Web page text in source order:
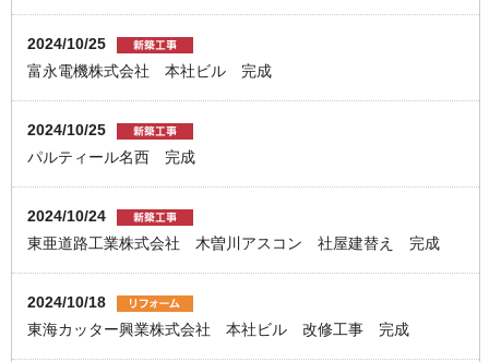
2024/10/25
富永電機株式会社 本社ビル 完成
2024/10/25
パルティール名西 完成
2024/10/24
東亜道路工業株式会社 木曽川アスコン 社屋建替え 完成
2024/10/18
東海カッター興業株式会社 本社ビル 改修工事 完成